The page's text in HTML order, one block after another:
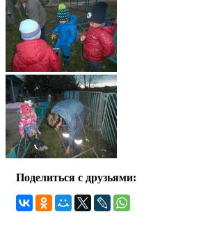
Поделиться с друзьями: